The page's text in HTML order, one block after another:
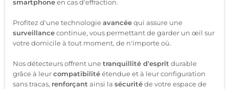
smartphoneen cas d'effraction.
Profitez d'une technologieavancéequi assure une
surveillancecontinue, vous permettant de garder un œil sur
votre domicile à tout moment, de n'importe où.
Nos détecteurs offrent unetranquillité d'esprit durable
grâce à leurcompatibilitéétendue et à leur configuration
sans tracas, renforçant ainsi la sécuritéde votre espace de